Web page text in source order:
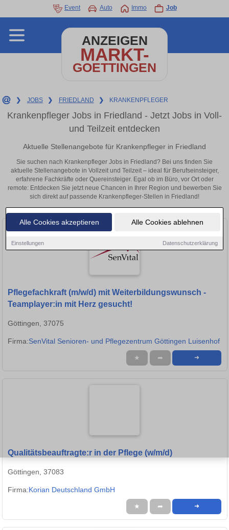
Alle Cookies akzeptieren Alle Cookies ablehnen
Einstellungen Datenschutzerklärung
Event Auto Immo Job
ANZEIGEN
MARKT-
GOETTINGEN
❯ JOBS ❯ FRIEDLAND ❯ KRANKENPFLEGER
Krankenpfleger Jobs in Friedland - Jetzt Jobs in Voll-
und Teilzeit entdecken
Aktuelle Stellenangebote für Krankenpfleger in Friedland
Sie suchen nach Krankenpfleger Jobs in Friedland? Bei uns finden Sie
aktuelle Stellenangebote in Vollzeit und Teilzeit – ideal für Berufseinsteiger,
erfahrene Fachkräfte oder Quereinsteiger. Egal ob im Büro, vor Ort oder
remote: Entdecken Sie jetzt neue Chancen in Ihrer Region und bewerben Sie
sich direkt auf passende Krankenpfleger-Stellen in Friedland!
Pflegefachkraft (m/w/d) mit Weiterbildungswunsch -
Teamplayer:in mit Herz gesucht!
Göttingen, 37075
Firma:SenVital Senioren- und Pflegezentrum Göttingen Luisenhof
★ ➦ ➜
Qualitätsbeauftragte:r in der Pflege (w/m/d)
Göttingen, 37083
Firma:Korian Deutschland GmbH
★ ➦ ➜